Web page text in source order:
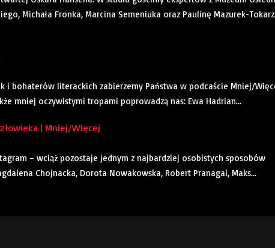
Michała Fronka, Marcina Semeniuka oraz Paulinę Mazurek-
i bohaterów literackich zabierzemy Państwa w podcaście Mniej/
mniej oczywistymi tropami poprowadzą nas: Ewa Hadrian...
| Mniej/Więcej
– wciąż pozostaje jednym z najbardziej osobistych sposobów
Chojnacka, Dorota Nowakowska, Robert Pranagal, Maks...